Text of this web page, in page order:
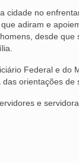
no
adiram e
desde
Federal e do
orientações de
e